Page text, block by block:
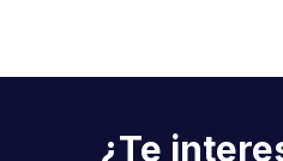
¿Te